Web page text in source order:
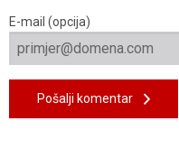
E-mail (opcija)
Pošalji komentar